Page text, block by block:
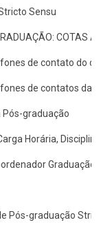
Sensu
COTAS AF E
de contato do
de contatos da
Pós-graduação
Horária, Disciplina/
Graduação no
Pós-graduação Stricto